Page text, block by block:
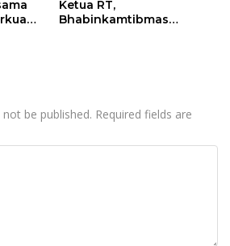
Ketua RT,
Bhabinkamtibmas
be published. Required fields are